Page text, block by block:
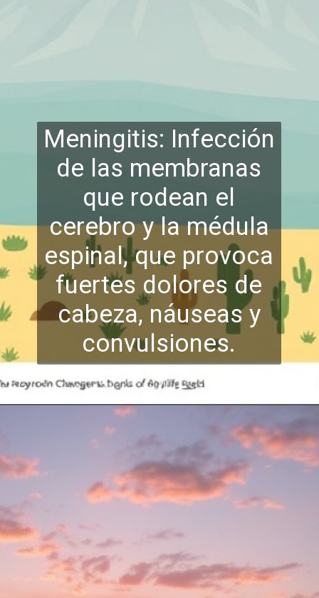
Meningitis: Infección
de las membranas
que rodean el
cerebro y la médula
espinal, que provoca
fuertes dolores de
cabeza, náuseasy
convulsiones.